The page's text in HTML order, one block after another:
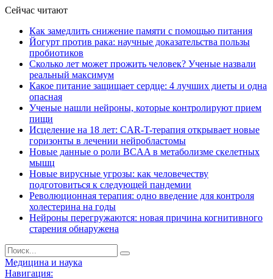
Сейчас читают
Как замедлить снижение памяти с помощью питания
Йогурт против рака: научные доказательства пользы
пробиотиков
Сколько лет может прожить человек? Ученые назвали
реальный максимум
Какое питание защищает сердце: 4 лучших диеты и одна
опасная
Ученые нашли нейроны, которые контролируют прием
пищи
Исцеление на 18 лет: CAR-T-терапия открывает новые
горизонты в лечении нейробластомы
Новые данные о роли BCAA в метаболизме скелетных
мышц
Новые вирусные угрозы: как человечеству
подготовиться к следующей пандемии
Революционная терапия: одно введение для контроля
холестерина на годы
Нейроны перегружаются: новая причина когнитивного
старения обнаружена
Медицина и наука
Навигация: